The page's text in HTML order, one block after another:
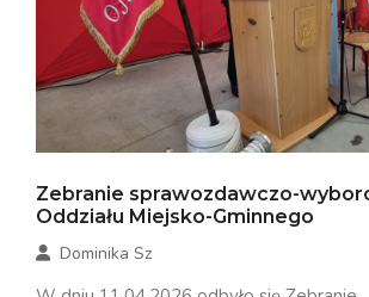
Zebranie sprawozdawczo-
Oddziału Miejsko-Gminnego
Dominika Sz